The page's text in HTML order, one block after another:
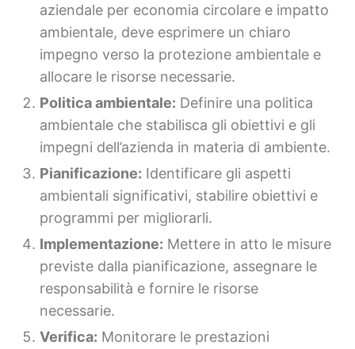
aziendale per economia circolare e impatto
ambientale, deve esprimere un chiaro
impegno verso la protezione ambientale e
allocare le risorse necessarie.
Politica ambientale: Definire una politica
ambientale che stabilisca gli obiettivi e gli
impegni dell’azienda in materia di ambiente.
Pianificazione: Identificare gli aspetti
ambientali significativi, stabilire obiettivi e
programmi per migliorarli.
Implementazione: Mettere in atto le misure
previste dalla pianificazione, assegnare le
responsabilità e fornire le risorse
necessarie.
Verifica: Monitorare le prestazioni